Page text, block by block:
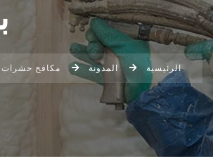
الرئيسية المدونة مكافح حشرات